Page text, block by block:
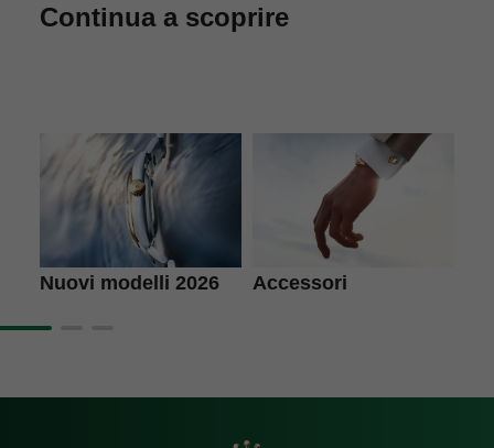
Continua a scoprire
Nuovi modelli 2026 Accessori